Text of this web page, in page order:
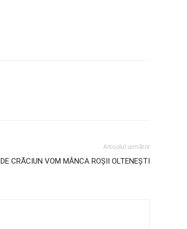
Articolul următor
DE CRĂCIUN VOM MÂNCA ROȘII OLTENEȘTI